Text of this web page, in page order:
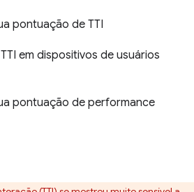
pontuação de TTI
em dispositivos de usuários
pontuação de performance